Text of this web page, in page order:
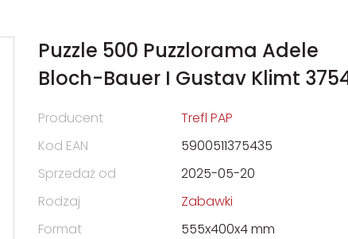
Puzzle 500 Puzzlorama Adele
Bloch-Bauer I Gustav Klimt
Producent
Trefl PAP
Kod EAN
5900511375435
Sprzedaż od
2025-05-20
Rodzaj
Zabawki
Format
555x400x4 mm